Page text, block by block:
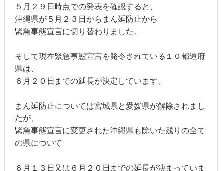
５月２９日時点での発表を確認すると、
沖縄県が５月２３日からまん延防止から
緊急事態宣言に切り替わりました。
そして現在緊急事態宣言を発令されている１０都道府
県は、
６月２０日までの延長が決定しています。
まん延防止については宮城県と愛媛県が解除されまし
たが、
緊急事態宣言に変更された沖縄県も除いた残りの全て
の県について
６月１３日又は６月２０日までの延長が決まっていま